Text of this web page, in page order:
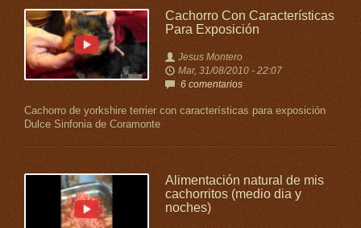
Cachorro Con Características
Para Exposición
Jesus Montero
Mar, 31/08/2010 - 22:07
6 comentarios
Cachorro de yorkshire terrier con características para exposición
Dulce Sinfonia de Coramonte
Alimentación natural de mis
cachorritos (medio dia y
noches)